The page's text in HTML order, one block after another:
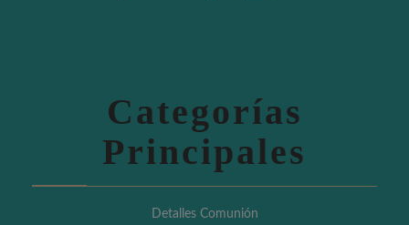
Categorías
Principales
Detalles Comunión